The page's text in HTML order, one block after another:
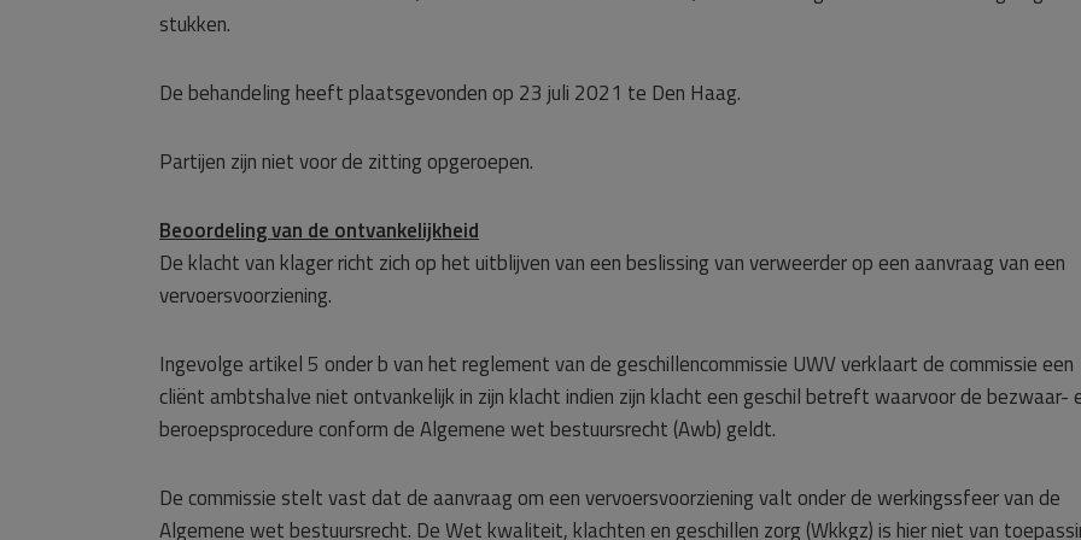
stukken.
De behandeling heeft plaatsgevonden op 23 juli 2021 te Den Haag.
Partijen zijn niet voor de zitting opgeroepen.
Beoordeling van de ontvankelijkheid
De klacht van klager richt zich op het uitblijven van een beslissing van verweerder op een aanvraag van een
vervoersvoorziening.
Ingevolge artikel 5 onder b van het reglement van de geschillencommissie UWV verklaart de commissie een
cliënt ambtshalve niet ontvankelijk in zijn klacht indien zijn klacht een geschil betreft waarvoor de bezwaar-
beroepsprocedure conform de Algemene wet bestuursrecht (Awb) geldt.
De commissie stelt vast dat de aanvraag om een vervoersvoorziening valt onder de werkingssfeer van de
Algemene wet bestuursrecht. De Wet kwaliteit, klachten en geschillen zorg (Wkkgz) is hier niet van